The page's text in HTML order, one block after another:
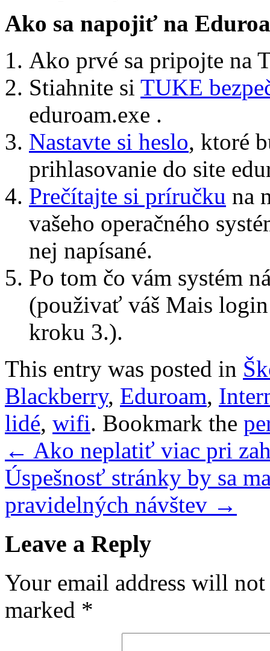
Ako sa napojiť na
Ako prvé sa pripojte na
Stiahnite si TUKE
eduroam.exe .
Nastavte si heslo, ktoré
prihlasovanie do site
Prečítajte si príručku na
vašeho operačného
nej napísané.
Po tom čo vám systém
(použivať váš Mais
kroku 3.).
This entry was posted in
Blackberry, Eduroam,
lidé, wifi. Bookmark the
← Ako neplatiť viac pri
Úspešnosť stránky by sa
pravidelných návštev →
Leave a Reply
Your email address will
marked *